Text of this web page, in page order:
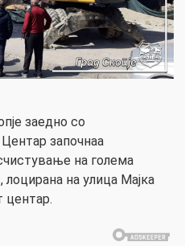
заедно со
започнаа
на голема
на улица Мајка
центар.